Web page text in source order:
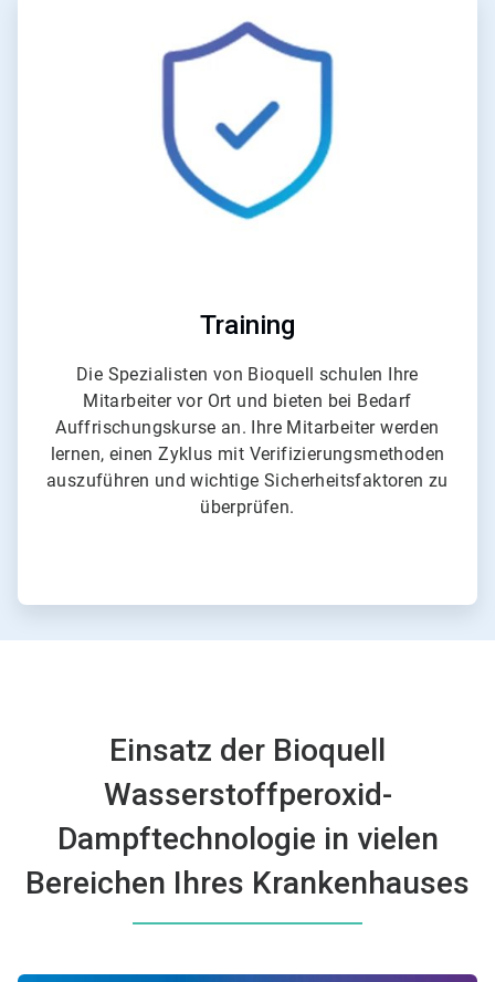
4
von
Training
Die Spezialisten von Bioquell schulen Ihre
Mitarbeiter vor Ort und bieten bei Bedarf
Auffrischungskurse an. Ihre Mitarbeiter werden
lernen, einen Zyklus mit Verifizierungsmethoden
auszuführen und wichtige Sicherheitsfaktoren zu
überprüfen.
Einsatz der Bioquell
Wasserstoffperoxid-
Dampftechnologie in vielen
Bereichen Ihres Krankenhauses